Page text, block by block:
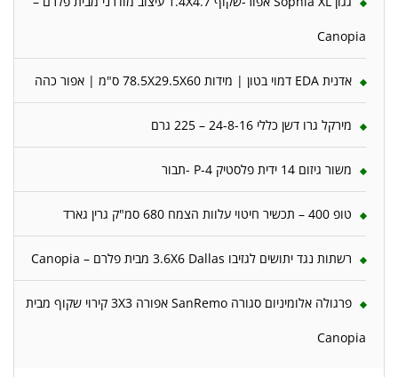
Canopia
אדנית EDA דמוי בטון | מידות 78.5X29.5X60 ס"מ | אפור כהה
מירקל גרו דשן כללי 24-8-16 – 225 גרם
משור גיזום 14 ידית פלסטיק P-4 -תבור
טופ 400 – תכשיר חיטוי עלוות הצמח 680 סמ"ק גרין גארד
רשתות נגד יתושים לגזיבו 3.6X6 Dallas מבית פלרם – Canopia
פרגולה אלומיניום סגורה SanRemo אפורה 3X3 קירוי שקוף מבית
Canopia